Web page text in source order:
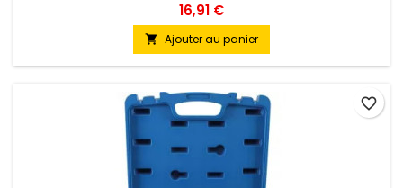
16,91 €
 Ajouter au panier
favorite_border